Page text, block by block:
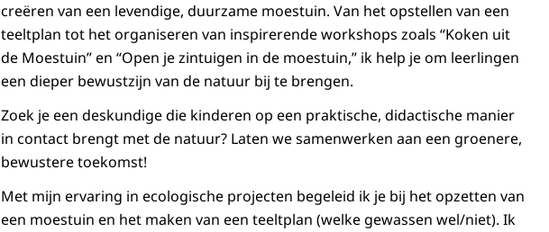
creëren van een levendige, duurzame moestuin. Van het opstellen van een
teeltplan tot het organiseren van inspirerende workshops zoals “Koken uit
de Moestuin” en “Open je zintuigen in de moestuin,” ik help je om leerlingen
een dieper bewustzijn van de natuur bij te brengen.
Zoek je een deskundige die kinderen op een praktische, didactische manier
in contact brengt met de natuur? Laten we samenwerken aan een groenere,
bewustere toekomst!
Met mijn ervaring in ecologische projecten begeleid ik je bij het opzetten van
een moestuin en het maken van een teeltplan (welke gewassen wel/niet). Ik